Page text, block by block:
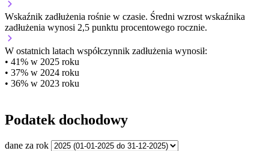
Wskaźnik zadłużenia rośnie w czasie. Średni wzrost wskaźnika
zadłużenia wynosi 2,5 punktu procentowego rocznie.
W ostatnich latach współczynnik zadłużenia wynosił:
• 41% w 2025 roku
• 37% w 2024 roku
• 36% w 2023 roku
Podatek dochodowy
dane za rok